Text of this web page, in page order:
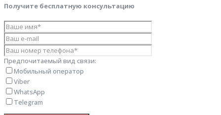
Получите бесплатную консультацию
Предпочитаемый вид связи:
Мобильный оператор
Viber
WhatsApp
Telegram